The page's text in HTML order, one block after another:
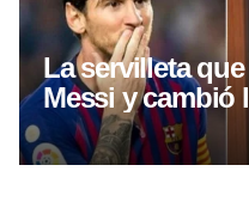
La servilleta
Messi y cambió